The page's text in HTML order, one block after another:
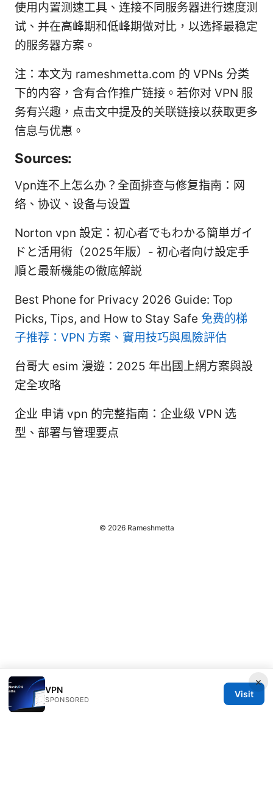
使用内置测速工具、连接不同服务器进行速度测
试、并在高峰期和低峰期做对比，以选择最稳定
的服务器方案。
注：本文为 rameshmetta.com 的 VPNs 分类
下的内容，含有合作推广链接。若你对 VPN 服
务有兴趣，点击文中提及的关联链接以获取更多
信息与优惠。
Sources:
Vpn连不上怎么办？全面排查与修复指南：网
络、协议、设备与设置
Norton vpn 設定：初心者でもわかる簡単ガイ
ドと活用術（2025年版）- 初心者向け設定手
順と最新機能の徹底解説
Best Phone for Privacy 2026 Guide: Top
Picks, Tips, and How to Stay Safe 免费的梯
子推荐：VPN 方案、實用技巧與風險評估
台哥大 esim 漫遊：2025 年出國上網方案與設
定全攻略
企业 申请 vpn 的完整指南：企业级 VPN 选
型、部署与管理要点
×
VPN
SPONSORED
Visit
© 2026 Rameshmetta